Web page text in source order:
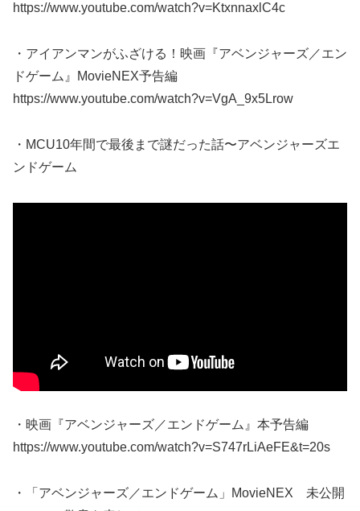
https://www.youtube.com/watch?v=KtxnnaxlC4c
・アイアンマンがふざける！映画『アベンジャーズ／エン
ドゲーム』MovieNEX予告編
https://www.youtube.com/watch?v=VgA_9x5Lrow
・MCU10年間で最後まで謎だった話〜アベンジャーズエ
ンドゲーム
・映画『アベンジャーズ／エンドゲーム』本予告編
https://www.youtube.com/watch?v=S747rLiAeFE&t=20s
・「アベンジャーズ／エンドゲーム」MovieNEX 未公開